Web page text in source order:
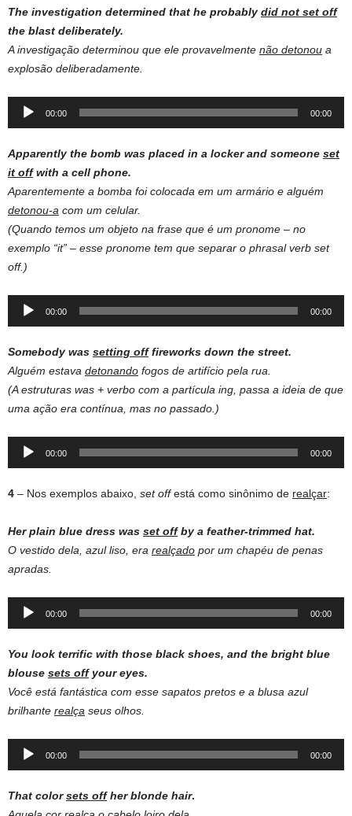
The investigation determined that he probably did not set off
the blast deliberately.
A investigação determinou que ele provavelmente não detonou a
explosão deliberadamente.
Audio
00:00 00:00
Apparently the bomb was placed in a locker and someone set
it offwith a cell phone.
Aparentemente a bomba foi colocada em um armário e alguém
detonou-a com um celular.
(Quando temos um objeto na frase que é um pronome – no
exemplo “it” – esse pronome tem que separar o phrasal verb set
off.)
Audio
00:00 00:00
Somebody was setting off fireworks down the street.
Alguém estava detonando fogos de artifício pela rua.
(A estruturas was + verbo com a partícula ing, passa a ideia de que
uma ação era contínua, mas no passado.)
Audio
00:00 00:00
4 – Nos exemplos abaixo, set offestá como sinônimo de realçar:
Herplain blue dress was set offby a feather-trimmed hat.
O vestido dela, azul liso, era realçado por um chapéu de penas
apradas.
Audio
00:00 00:00
You look terrific with those black shoes, and the bright blue
blouse sets offyour eyes.
Você está fantástica com esse sapatos pretos e a blusa azul
brilhante realça seus olhos.
Audio
00:00 00:00
That colorsets offher blonde hair.